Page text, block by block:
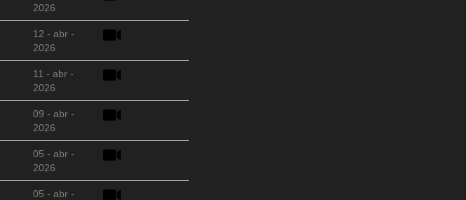
2026
12 - abr -
2026
11 - abr -
2026
09 - abr -
2026
05 - abr -
2026
05 - abr -